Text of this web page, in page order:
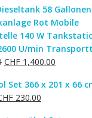
877.00
ist:
CHF 740.00.
58 Gallonen
Rot Mobile
140 W
U/min
Ursprünglicher
war:
CHF 1,652.00
CHF 1,400.00
ist:
Set 366 x 201 x 66
230.00